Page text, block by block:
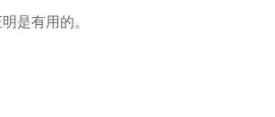
是有用的。